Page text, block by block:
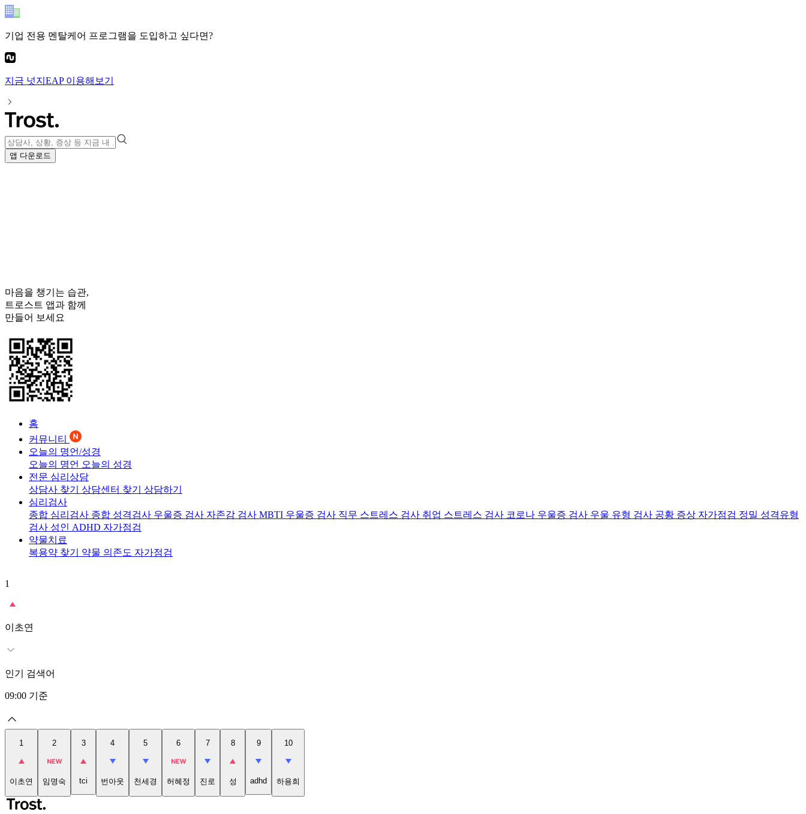
기업 전용 멘탈케어 프로그램을 도입하고 싶다면?
지금 넛지EAP이용해보기
앱 다운로드
마음을 챙기는 습관,
트로스트 앱과 함께
만들어 보세요
홈
커뮤니티
오늘의 명언/성경
오늘의 명언 오늘의 성경
전문 심리상담
상담사 찾기 상담센터 찾기 상담하기
심리검사
종합 심리검사 종합 성격검사 우울증 검사 자존감 검사 MBTI 우울증 검사 직무 스트레스 검사 취업 스트레스 검사 코로나 우울증 검사 우울 유형 검사 공황 증상 자가점검 정밀 성격유형
검사 성인 ADHD 자가점검
약물치료
복용약 찾기 약물 의존도 자가점검
1
이초연
인기 검색어
09:00 기준
1
이초연
2
임명숙
3
tci
4
번아웃
5
천세경
6
허혜정
7
진로
8
성
9
adhd
10
하용희